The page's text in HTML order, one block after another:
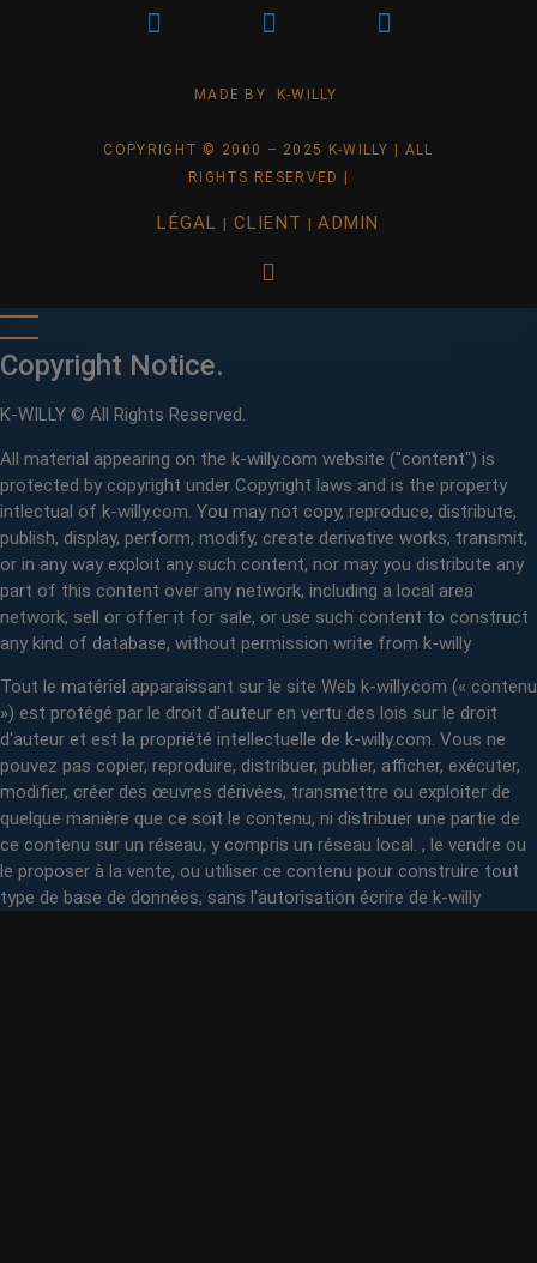
MADE BY K-WILLY
COPYRIGHT © 2000 – 2025 K-WILLY | ALL
RIGHTS RESERVED |
LÉGAL | CLIENT |ADMIN
Copyright Notice.
K-WILLY © All Rights Reserved.
All material appearing on the k-willy.com website ("content") is
protected by copyright under Copyright laws and is the property
intlectual of k-willy.com. You may not copy, reproduce, distribute,
publish, display, perform, modify, create derivative works, transmit,
or in any way exploit any such content, nor may you distribute any
part of this content over any network, including a local area
network, sell or offer it for sale, or use such content to construct
any kind of database, without permission write from k-willy
Tout le matériel apparaissant sur le site Web k-willy.com (« contenu
») est protégé par le droit d'auteur en vertu des lois sur le droit
d'auteur et est la propriété intellectuelle de k-willy.com. Vous ne
pouvez pas copier, reproduire, distribuer, publier, afficher, exécuter,
modifier, créer des œuvres dérivées, transmettre ou exploiter de
quelque manière que ce soit le contenu, ni distribuer une partie de
ce contenu sur un réseau, y compris un réseau local. , le vendre ou
le proposer à la vente, ou utiliser ce contenu pour construire tout
type de base de données, sans l'autorisation écrire de k-willy